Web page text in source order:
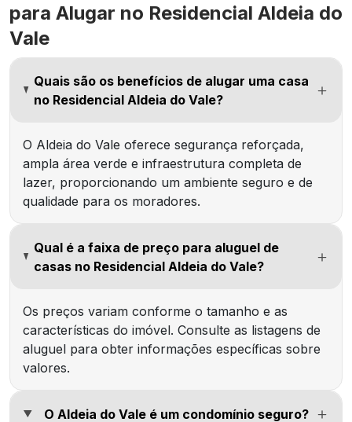
para Alugar no Residencial Aldeia do
Vale
Quais são os benefícios de alugar uma casa
no Residencial Aldeia do Vale?
O Aldeia do Vale oferece segurança reforçada,
ampla área verde e infraestrutura completa de
lazer, proporcionando um ambiente seguro e de
qualidade para os moradores.
Qual é a faixa de preço para aluguel de
casas no Residencial Aldeia do Vale?
Os preços variam conforme o tamanho e as
características do imóvel. Consulte as listagens de
aluguel para obter informações específicas sobre
valores.
O Aldeia do Vale é um condomínio seguro?